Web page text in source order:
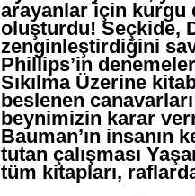
arayanlar için kurgu
oluşturdu! Seçkide,
zenginleştirdiğini
Phillips’in
Sıkılma Üzerine
beslenen
beynimizin karar
Bauman’ın insanın
tutan çalışması
tüm kitapları,